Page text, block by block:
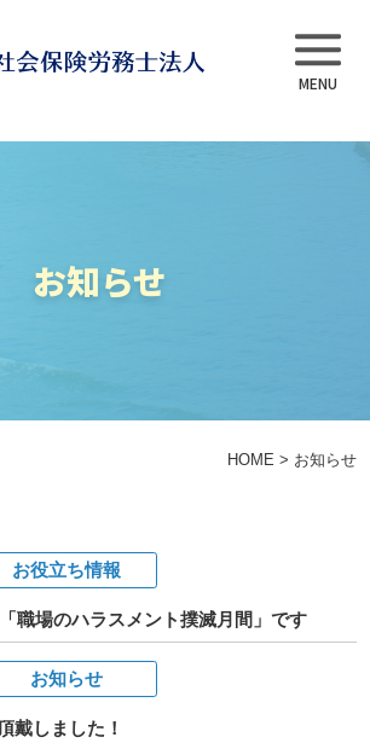
当法人について
事務所だより
お知らせ
HOME > お知らせ
お役立ち情報
職場のハラスメント撲滅月間」です
お知らせ
戴しました！